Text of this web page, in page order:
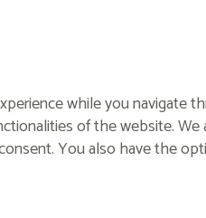
while you navigate
of the website.
You also have the